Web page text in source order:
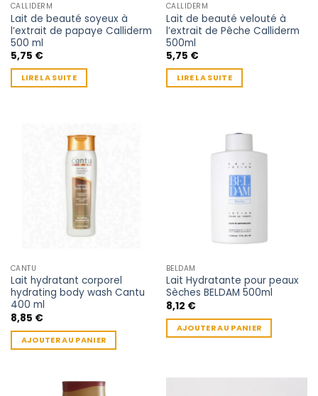
CALLIDERM
Lait de beauté soyeux à
l’extrait de papaye Calliderm
500 ml
5,75 €
LIRE LA SUITE
CALLIDERM
Lait de beauté velouté à
l’extrait de Pêche Calliderm
500ml
5,75 €
LIRE LA SUITE
CANTU
Lait hydratant corporel
hydrating body wash Cantu
400 ml
8,85 €
AJOUTER AU PANIER
BELDAM
Lait Hydratante pour peaux
Sèches BELDAM 500ml
8,12 €
AJOUTER AU PANIER